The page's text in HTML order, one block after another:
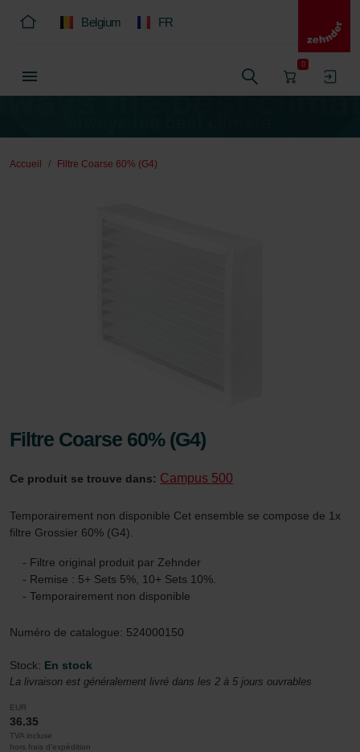
Belgium FR
0
Accueil Filtre Coarse 60% (G4)
Filtre Coarse 60% (G4)
Ce produit se trouve dans: Campus 500
Temporairement non disponible Cet ensemble se compose de 1x
filtre Grossier 60% (G4).
- Filtre original produit par Zehnder
- Remise : 5+ Sets 5%, 10+ Sets 10%.
- Temporairement non disponible
Numéro de catalogue: 524000150
Stock: En stock
La livraison est généralement livré dans les 2 à 5 jours ouvrables
EUR
36.35
TVA incluse
hors frais d’expédition